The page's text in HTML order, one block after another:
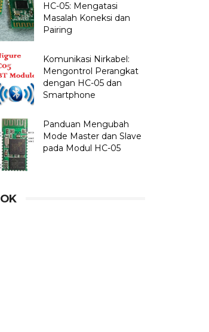
lantai, atau membantu dokter dalam
produktivitas di industri, serta membantu dalam
berbagai bidang, seperti industri manufaktur,
planet-planet di luar angkasa atau
juga telah digunakan untuk memadamkan api di
dalam berbagai aspek kehidupan kita.
HC-05: Mengatasi
Masalah Koneksi dan
Pairing
Komunikasi Nirkabel:
Mengontrol Perangkat
dengan HC-05 dan
Smartphone
Panduan Mengubah
Mode Master dan Slave
pada Modul HC-05